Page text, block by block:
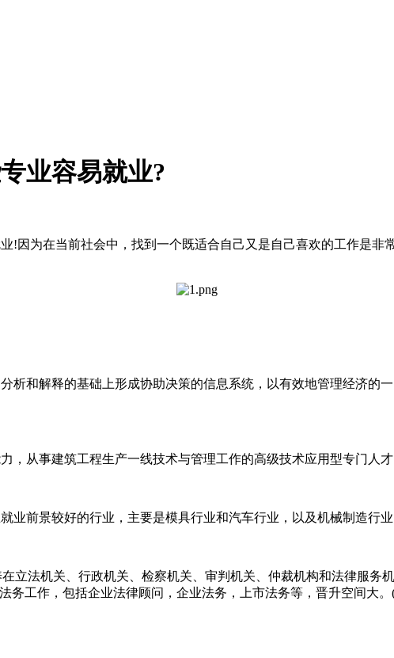
业容易就业?
!因为在当前社会中，找到一个既适合自己又是自己喜欢的工作是非
析和解释的基础上形成协助决策的信息系统，以有效地管理经济的
从事建筑工程生产一线技术与管理工作的高级技术应用型专门人才
前景较好的行业，主要是模具行业和汽车行业，以及机械制造行业
立法机关、行政机关、检察机关、审判机关、仲裁机构和法律服务
务工作，包括企业法律顾问，企业法务，上市法务等，晋升空间大